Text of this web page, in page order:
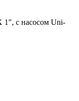
1", с насосом Uni-